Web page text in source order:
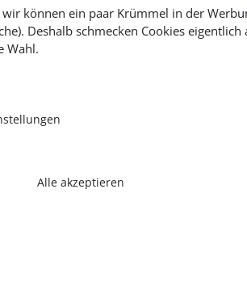
©
können ein paar Krümmel in der
Deshalb schmecken Cookies eigentlich
Wahl.
Alle akzeptieren